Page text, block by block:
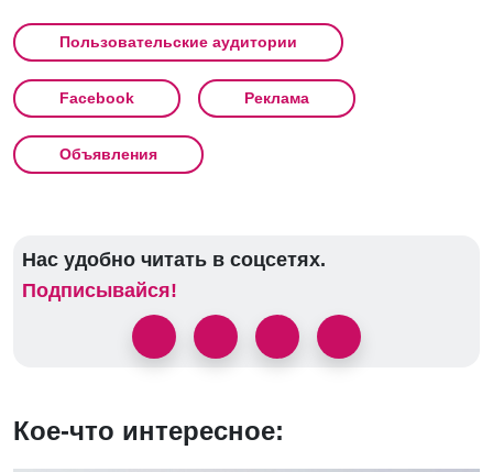
Пользовательские аудитории
Facebook Реклама
Объявления
Нас удобно читать в соцсетях.
Подписывайся!
Кое-что интересное: